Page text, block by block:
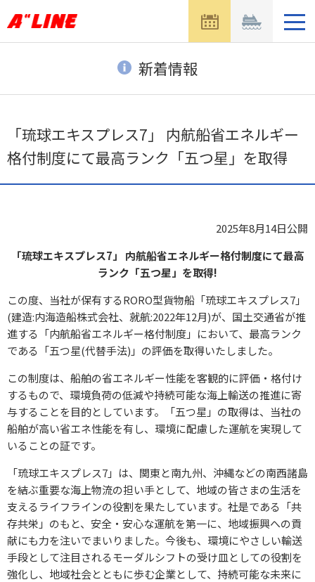
ュ
開
新着情報
「琉球エキスプレス7」 内航船省エネルギー
格付制度にて最高ランク「五つ星」を取得
2025年8月14日公開
「琉球エキスプレス7」 内航船省エネルギー格付制度にて最高
ランク「五つ星」を取得!
この度、当社が保有するRORO型貨物船「琉球エキスプレス7」
(建造:内海造船株式会社、就航:2022年12月)が、国土交通省が推
進する「内航船省エネルギー格付制度」において、最高ランク
である「五つ星(代替手法)」の評価を取得いたしました。
この制度は、船舶の省エネルギー性能を客観的に評価・格付け
するもので、環境負荷の低減や持続可能な海上輸送の推進に寄
与することを目的としています。「五つ星」の取得は、当社の
船舶が高い省エネ性能を有し、環境に配慮した運航を実現して
いることの証です。
「琉球エキスプレス7」は、関東と南九州、沖縄などの南西諸島
を結ぶ重要な海上物流の担い手として、地域の皆さまの生活を
支えるライフラインの役割を果たしています。社是である「共
存共栄」のもと、安全・安心な運航を第一に、地域振興への貢
献にも力を注いでまいりました。今後も、環境にやさしい輸送
手段として注目されるモーダルシフトの受け皿としての役割を
強化し、地域社会とともに歩む企業として、持続可能な未来に